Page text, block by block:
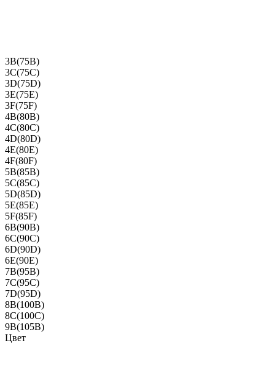
3B(75B)
3C(75C)
3D(75D)
3E(75E)
3F(75F)
4B(80B)
4C(80C)
4D(80D)
4E(80E)
4F(80F)
5B(85B)
5C(85C)
5D(85D)
5E(85E)
5F(85F)
6B(90B)
6C(90C)
6D(90D)
6E(90E)
7B(95B)
7C(95C)
7D(95D)
8B(100B)
8C(100C)
9B(105B)
Цвет